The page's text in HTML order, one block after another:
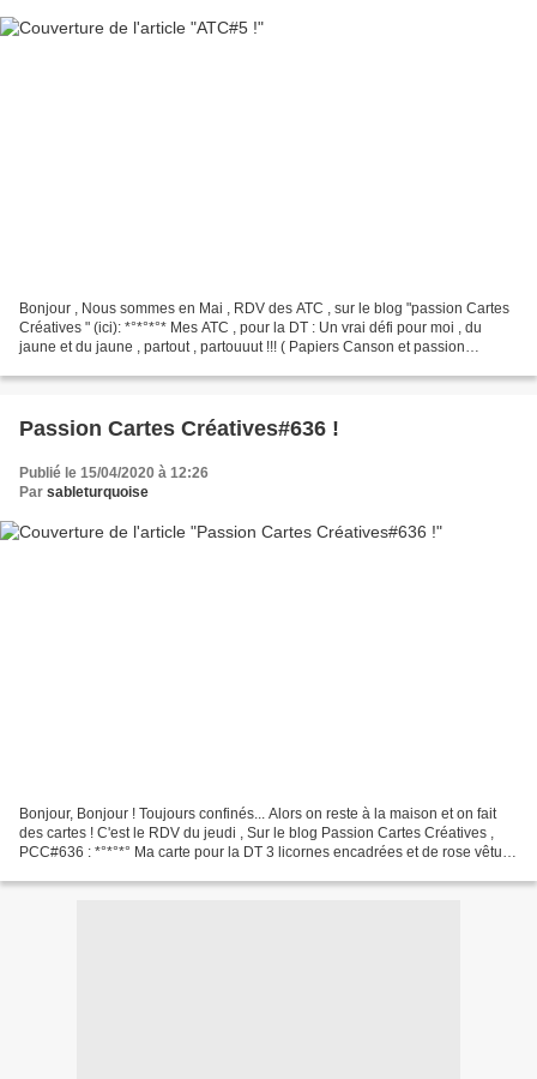
Bonjour , Nous sommes en Mai , RDV des ATC , sur le blog "passion Cartes
Créatives " (ici): *°*°*°* Mes ATC , pour la DT : Un vrai défi pour moi , du
jaune et du jaune , partout , partouuut !!! ( Papiers Canson et passion
Passion Cartes Créatives#636 !
Publié le 15/04/2020 à 12:26
Par sableturquoise
Bonjour, Bonjour ! Toujours confinés... Alors on reste à la maison et on fait
des cartes ! C'est le RDV du jeudi , Sur le blog Passion Cartes Créatives ,
PCC#636 : *°*°*° Ma carte pour la DT 3 licornes encadrées et de rose vêtues